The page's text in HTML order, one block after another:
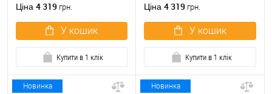
Ціна 4 319 грн.
У кошик
Купити в 1 клік
Ціна 4 319 грн.
У кошик
Купити в 1 клік
Новинка
Новинка